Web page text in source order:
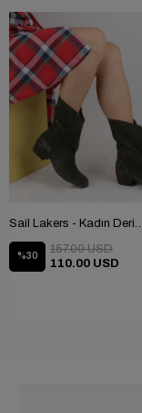
%30
110.00 USD
157.00 USD